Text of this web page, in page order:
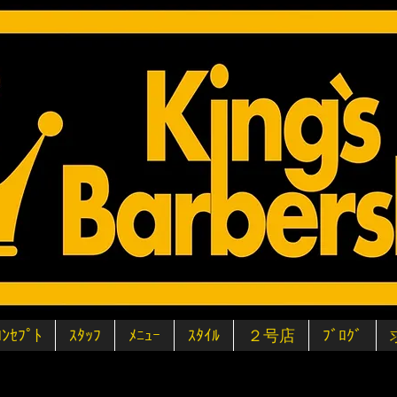
ｾﾌﾟﾄ ｽﾀｯﾌ ﾒﾆｭｰ ｽﾀｲﾙ ２号店 ﾌﾞﾛｸﾞ